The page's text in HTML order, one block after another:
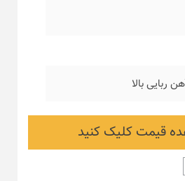
ربایی بالا
قیمت کلیک کنید